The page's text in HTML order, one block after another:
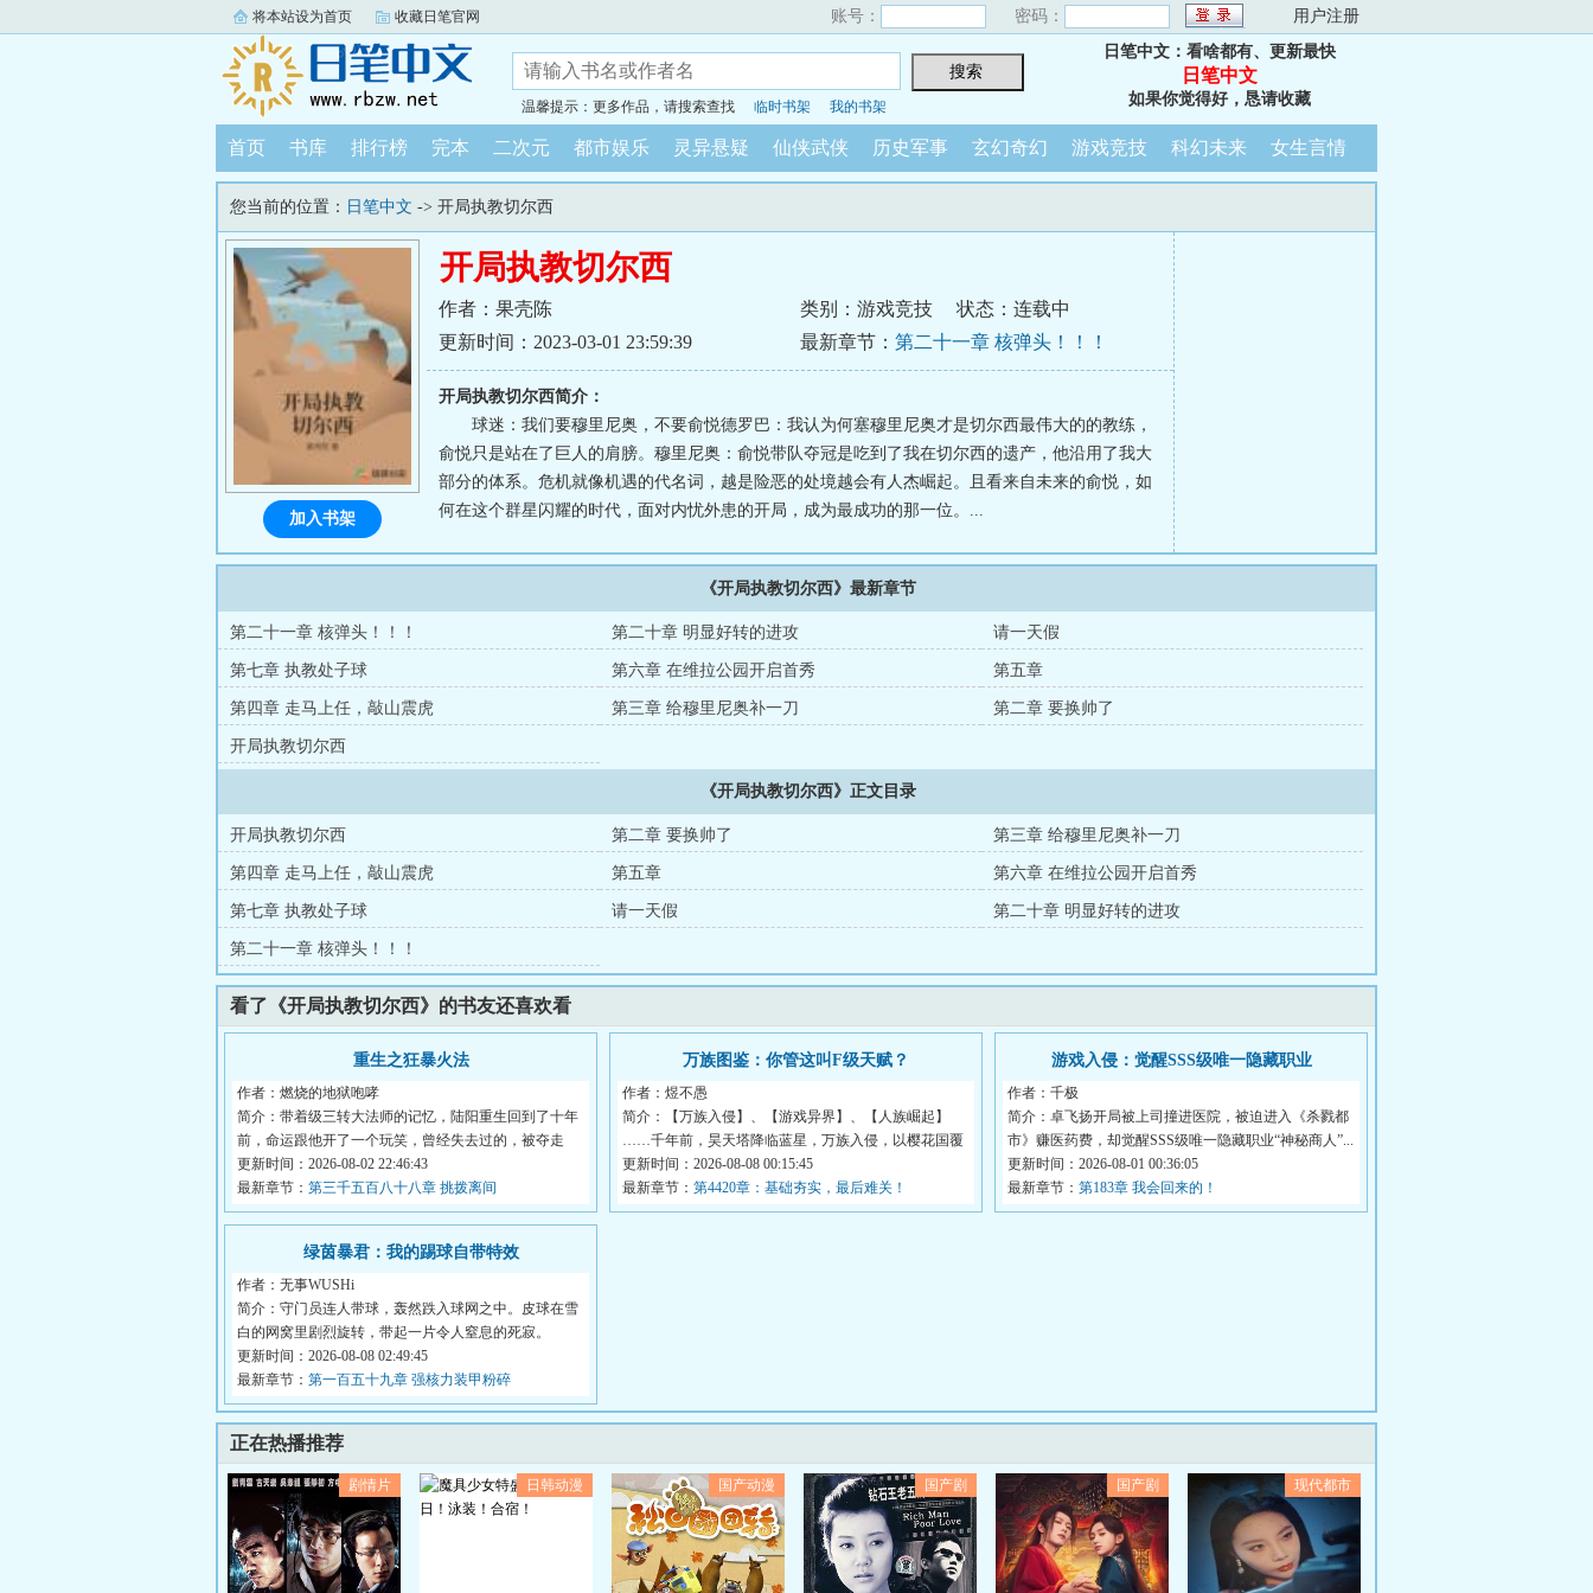
将本站设为首页 收藏日笔官网 账号： 密码： 用户注册
温馨提示：更多作品，请搜索查找 临时书架 我的书架
日笔中文：看啥都有、更新最快
日笔中文
如果你觉得好，恳请收藏
首页 书库 排行榜 完本 二次元 都市娱乐 灵异悬疑 仙侠武侠 历史军事 玄幻奇幻 游戏竞技 科幻未来 女生言情
您当前的位置： 日笔中文 -> 开局执教切尔西
开局执教切尔西
作者：果壳陈 类别：游戏竞技
状态：连载中
更新时间：2023-03-01 23:59:39
最新章节： 第二十一章 核弹头！！！
开局执教切尔西简介：
球迷：我们要穆里尼奥，不要俞悦德罗巴：我认为何塞穆里尼奥才是切尔西最伟大的的教练，
俞悦只是站在了巨人的肩膀。穆里尼奥：俞悦带队夺冠是吃到了我在切尔西的遗产，他沿用了我大
部分的体系。危机就像机遇的代名词，越是险恶的处境越会有人杰崛起。且看来自未来的俞悦，如
何在这个群星闪耀的时代，面对内忧外患的开局，成为最成功的那一位。...
加入书架
《开局执教切尔西》最新章节
第二十一章 核弹头！！！ 第二十章 明显好转的进攻 请一天假
第七章 执教处子球 第六章 在维拉公园开启首秀 第五章
第四章 走马上任，敲山震虎 第三章 给穆里尼奥补一刀 第二章 要换帅了
开局执教切尔西
《开局执教切尔西》正文目录
开局执教切尔西 第二章 要换帅了 第三章 给穆里尼奥补一刀
第四章 走马上任，敲山震虎 第五章 第六章 在维拉公园开启首秀
第七章 执教处子球 请一天假 第二十章 明显好转的进攻
第二十一章 核弹头！！！
看了《开局执教切尔西》的书友还喜欢看
重生之狂暴火法
作者：燃烧的地狱咆哮
简介：带着级三转大法师的记忆，陆阳重生回到了十年
前，命运跟他开了一个玩笑，曾经失去过的，被夺走
的，...
更新时间：2026-08-02 22:46:43
最新章节： 第三千五百八十八章 挑拨离间
万族图鉴：你管这叫F级天赋？
作者：煜不愚
简介：【万族入侵】、【游戏异界】、【人族崛起】
……千年前，昊天塔降临蓝星，万族入侵，以樱花国覆
灭开...
更新时间：2026-08-08 00:15:45
最新章节： 第4420章：基础夯实，最后难关！
游戏入侵：觉醒SSS级唯一隐藏职业
作者：千极
简介：卓飞扬开局被上司撞进医院，被迫进入《杀戮都
市》赚医药费，却觉醒SSS级唯一隐藏职业“神秘商人”...
更新时间：2026-08-01 00:36:05
最新章节： 第183章 我会回来的！
绿茵暴君：我的踢球自带特效
作者：无事WUSHi
简介：守门员连人带球，轰然跌入球网之中。皮球在雪
白的网窝里剧烈旋转，带起一片令人窒息的死寂。
&lt;br...
更新时间：2026-08-08 02:49:45
最新章节： 第一百五十九章 强核力装甲粉碎
正在热播推荐
剧情片 日韩动漫 国产动漫 国产剧 国产剧 现代都市